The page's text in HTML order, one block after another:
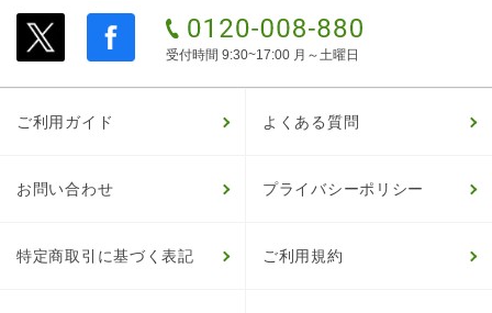
受付時間 9:30~17:00 月～土曜日
ご利用ガイド よくある質問
お問い合わせ プライバシーポリシー
特定商取引に基づく表記 ご利用規約